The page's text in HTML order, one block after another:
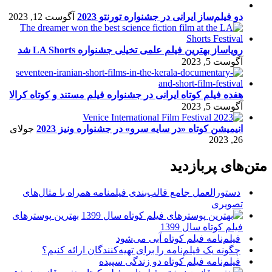
دو فیلم‌ساز ایرانی در جشنواره تورنتو 2023 آگوست 12, 2023
رویاساز بهترین فیلم علمی تخیلی جشنواره LA Shorts شد
آگوست 5, 2023
هفده فیلم کوتاه ایرانی در جشنواره فیلم مستند و کوتاه کرالا
آگوست 5, 2023
انیمیشن کوتاه «در سایه سرو» در جشنواره ونیز 2023
جولای
26, 2023
متن‌های پربازدید
دستورالعمل جامع قالب‌بندی فیلمنامه همراه با مثال‌های
تصویری
بهترین پوسترهای
فیلم کوتاه سال 1399
فیلم‌نامه فیلم کوتاه آبی می‌شود
چگونه یک فیلم‌نامه را برای تهیه‌کنندگان ارائه کنیم؟
فیلم‌نامه فیلم کوتاه دو زندگی سپیده